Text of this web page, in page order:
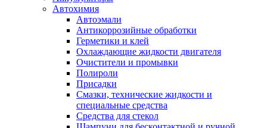
Автохимия
Автоэмали
Антикоррозийные обработки
Герметики и клей
Охлаждающие жидкости двигателя
Очистители и промывки
Полироли
Присадки
Смазки, технические жидкости и
специальные средства
Средства для стекол